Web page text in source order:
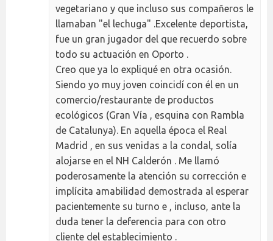
vegetariano y que incluso sus compañeros le
llamaban "el lechuga" .Excelente deportista,
fue un gran jugador del que recuerdo sobre
todo su actuación en Oporto .
Creo que ya lo expliqué en otra ocasión.
Siendo yo muy joven coincidí con él en un
comercio/restaurante de productos
ecológicos (Gran Vía , esquina con Rambla
de Catalunya). En aquella época el Real
Madrid , en sus venidas a la condal, solía
alojarse en el NH Calderón . Me llamó
poderosamente la atención su corrección e
implícita amabilidad demostrada al esperar
pacientemente su turno e , incluso, ante la
duda tener la deferencia para con otro
cliente del establecimiento .